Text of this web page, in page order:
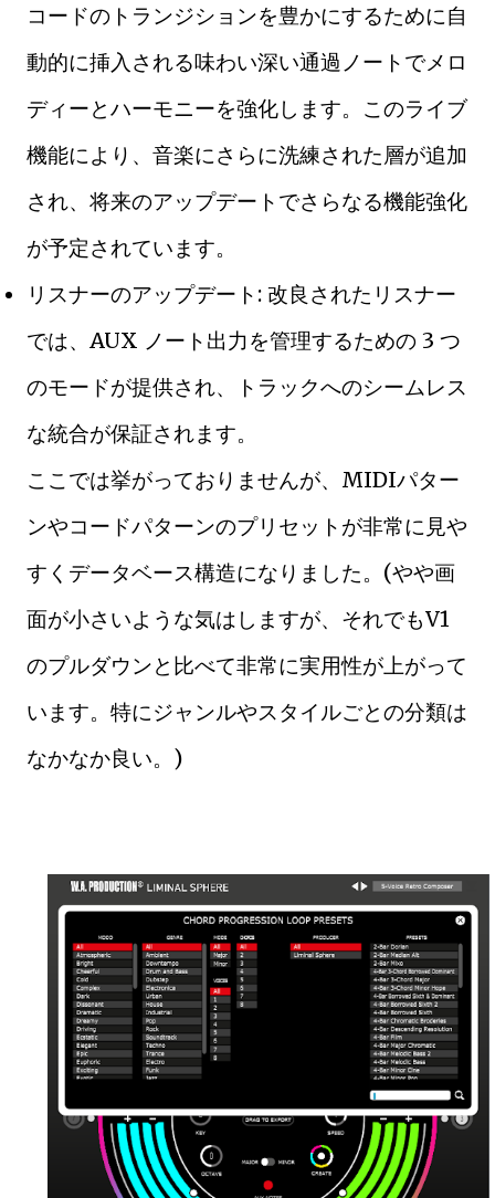
コードのトランジションを豊かにするために自
動的に挿入される味わい深い通過ノートでメロ
ディーとハーモニーを強化します。このライブ
機能により、音楽にさらに洗練された層が追加
され、将来のアップデートでさらなる機能強化
が予定されています。
リスナーのアップデート: 改良されたリスナー
では、AUX ノート出力を管理するための 3 つ
のモードが提供され、トラックへのシームレス
な統合が保証されます。
ここでは挙がっておりませんが、MIDIパター
ンやコードパターンのプリセットが非常に見や
すくデータベース構造になりました。(やや画
面が小さいような気はしますが、それでもV1
のプルダウンと比べて非常に実用性が上がって
います。特にジャンルやスタイルごとの分類は
なかなか良い。)